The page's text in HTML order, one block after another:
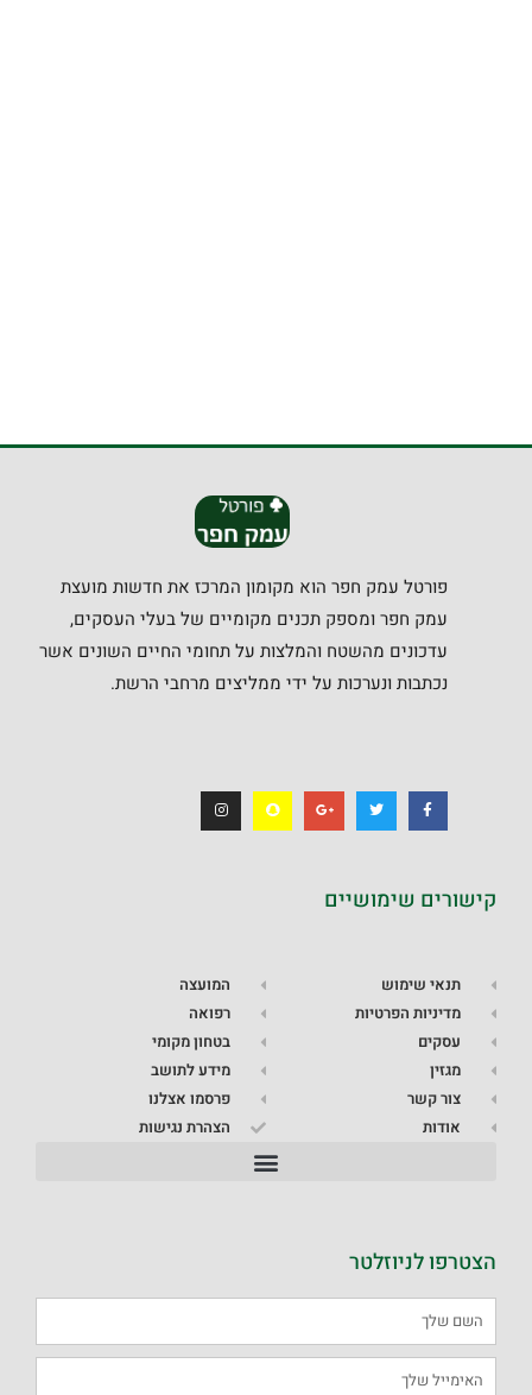
פורטל עמק חפר הוא מקומון המרכז את חדשות מועצת
עמק חפר ומספק תכנים מקומיים של בעלי העסקים,
עדכונים מהשטח והמלצות על תחומי החיים השונים אשר
נכתבות ונערכות על ידי ממליצים מרחבי הרשת.
קישורים שימושיים
תנאי שימוש
מדיניות הפרטיות
עסקים
מגזין
צור קשר
אודות
המועצה
רפואה
בטחון מקומי
מידע לתושב
פרסמו אצלנו
הצהרת נגישות
הצטרפו לניוזלטר